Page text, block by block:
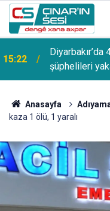
15:22
Diyarbakır’da
şüphelileri
Anasayfa
kaza 1 ölü, 1 yaralı